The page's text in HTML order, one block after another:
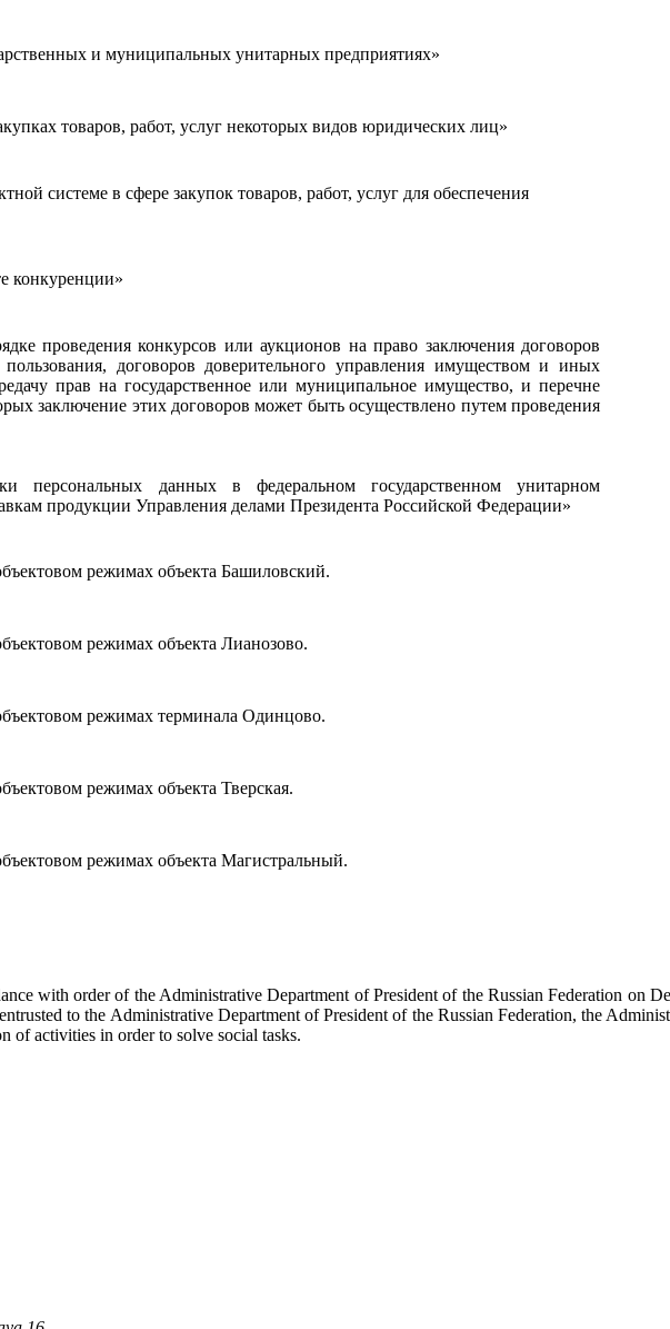
и муниципальных унитарных предприятиях»
товаров, работ, услуг некоторых видов юридических лиц»
системе в сфере закупок товаров, работ, услуг для обеспечения
конкуренции»
проведения конкурсов или аукционов на право заключения договоров
пользования, договоров доверительного управления имуществом и иных
прав на государственное или муниципальное имущество, и перечне
заключение этих договоров может быть осуществлено путем проведения
персональных данных в федеральном государственном унитарном
продукции Управления делами Президента Российской Федерации»
режимах объекта Башиловский.
режимах объекта Лианозово.
режимах терминала Одинцово.
режимах объекта Тверская.
режимах объекта Магистральный.
with order of the Administrative Department of President of the Russian Federation on
to the Administrative Department of President of the Russian Federation, the
of activities in order to solve social tasks.